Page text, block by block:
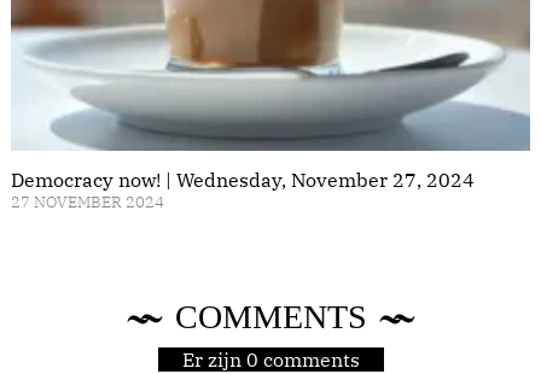
Democracy now! | Wednesday, November 27, 2024
27 NOVEMBER 2024
COMMENTS
Er zijn 0 comments